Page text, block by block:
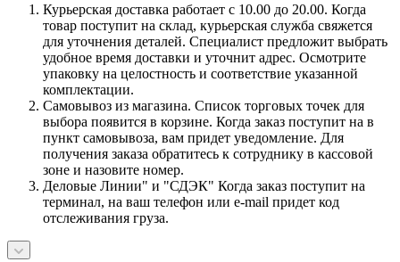
Курьерская доставка работает с 10.00 до 20.00. Когда
товар поступит на склад, курьерская служба свяжется
для уточнения деталей. Специалист предложит выбрать
удобное время доставки и уточнит адрес. Осмотрите
упаковку на целостность и соответствие указанной
комплектации.
Самовывоз из магазина. Список торговых точек для
выбора появится в корзине. Когда заказ поступит на в
пункт самовывоза, вам придет уведомление. Для
получения заказа обратитесь к сотруднику в кассовой
зоне и назовите номер.
Деловые Линии" и "СДЭК" Когда заказ поступит на
терминал, на ваш телефон или e-mail придет код
отслеживания груза.